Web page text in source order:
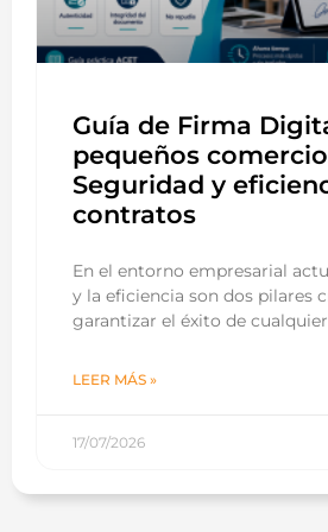
Guía de Firma
pequeños
Seguridad y
contratos
En el entorno empresarial
y la eficiencia son dos pilares
garantizar el éxito de cualquier
LEER MÁS »
17/07/2026